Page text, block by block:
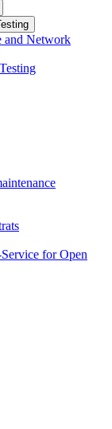
and Network
for Open